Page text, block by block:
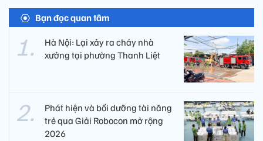
Bạn đọc quan tâm
Hà Nội: Lại xảy ra cháy nhà
xưởng tại phường Thanh Liệt
Phát hiện và bồi dưỡng tài năng
trẻ qua Giải Robocon mở rộng
2026